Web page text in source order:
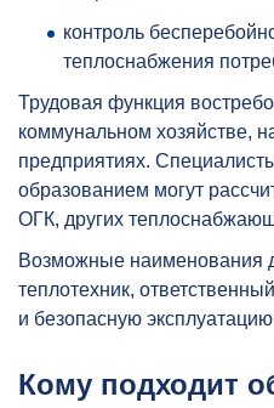
контроль
теплоснабжения
Трудовая функция
коммунальном хозяйстве,
предприятиях.
образованием могут
ОГК, других
Возможные наименования
теплотехник,
и безопасную
Кому подходит